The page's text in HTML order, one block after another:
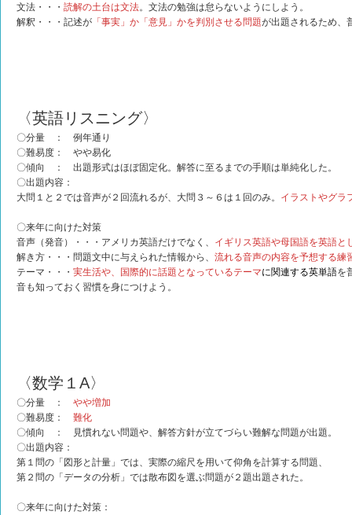
文法・・・ 読解の土台は文法。文法の勉強は怠らないようにしよう。
解釈・・・記述が 「事実」か「意見」かを判別させる問題が出題されるため、
〈英語リスニング〉
〇分量 ： 例年通り
〇難易度： やや易化
〇傾向 ： 出題形式はほぼ固定化。解答に至るまでの手順は単純化した。
〇出題内容：
大問１と２では音声が２回流れるが、大問３～６は１回のみ。 イラストやグラ
〇来年に向けた対策
音声（発音）・・・アメリカ英語だけでなく、 イギリス英語や母国語を英語と
解き方・・・問題文中に与えられた情報から、 流れる音声の内容を予想する練
テーマ・・・ 実生活や、国際的に話題となっているテーマに関連する英単語を
音も知っておく習慣を身につけよう。
〈数学１A〉
〇分量 ： やや増加
〇難易度： 難化
〇傾向 ： 見慣れない問題や、解答方針が立てづらい難解な問題が出題。
〇出題内容：
第１問の「図形と計量」では、実際の縮尺を用いて仰角を計算する問題、
第２問の「データの分析」では散布図を選ぶ問題が２題出題された。
〇来年に向けた対策：